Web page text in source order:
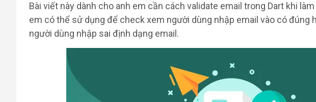
Bài viết này dành cho anh em cần cách validate email trong Dart khi
em có thể sử dụng để check xem người dùng nhập email vào có đúng
người dùng nhập sai định dạng email.